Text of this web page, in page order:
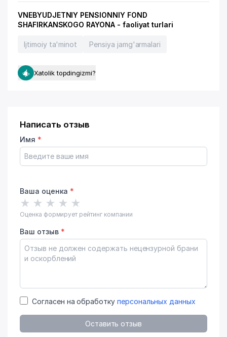
VNEBYUDJETNIY PENSIONNIY FOND
SHAFIRKANSKOGO RAYONA - faoliyat turlari
Ijtimoiy ta'minot Pensiya jamg'armalari
Xatolik topdingizmi?
Написать отзыв
Имя *
Ваша оценка *
★ ★ ★ ★ ★
Оценка формирует рейтинг компании
Ваш отзыв *
Согласен на обработку персональных данных
Оставить отзыв